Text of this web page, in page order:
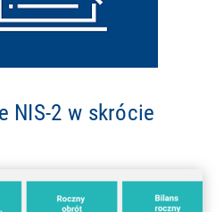
NIS-2 w skrócie